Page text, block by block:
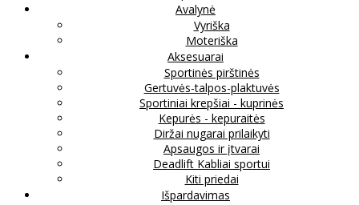
Avalynė
Vyriška
Moteriška
Aksesuarai
Sportinės pirštinės
Gertuvės-talpos-plaktuvės
Sportiniai krepšiai - kuprinės
Kepurės - kepuraitės
Diržai nugarai prilaikyti
Apsaugos ir įtvarai
Deadlift Kabliai sportui
Kiti priedai
Išpardavimas